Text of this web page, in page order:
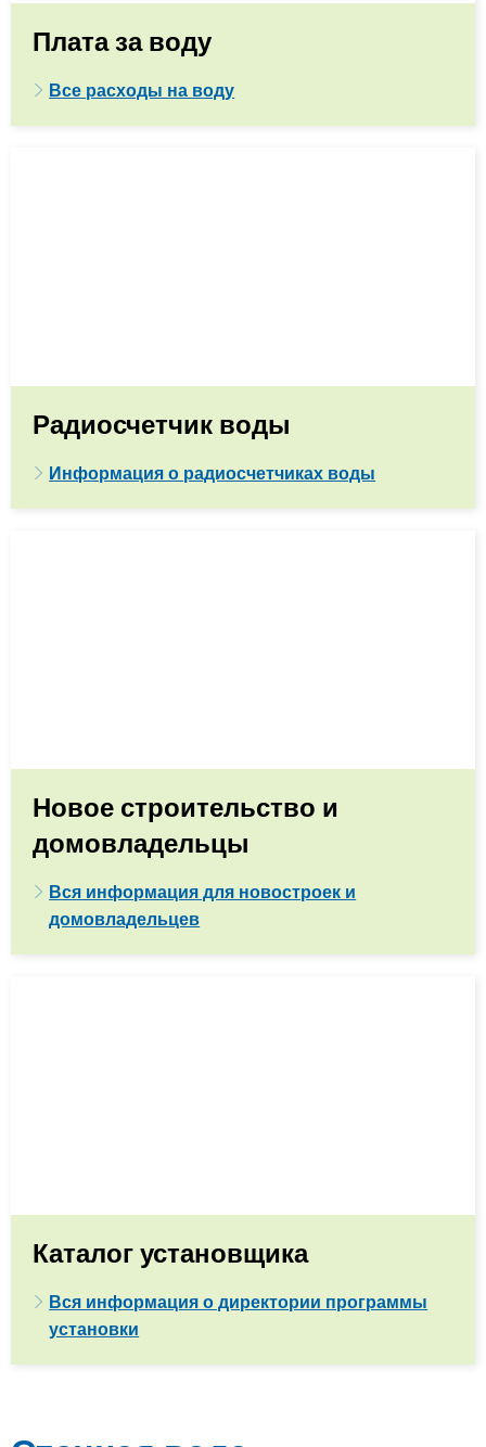
Плата за воду
Все расходы на воду
Радиосчетчик воды
Информация о радиосчетчиках воды
Новое строительство и
домовладельцы
Вся информация для новостроек и
домовладельцев
Каталог установщика
Вся информация о директории программы
установки